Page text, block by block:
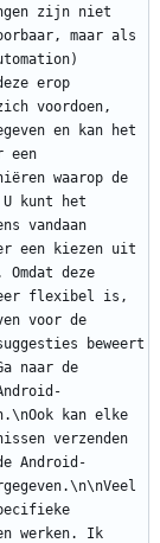
zijn niet
maar als
erop
voordoen,
en kan het
een
waarop de
kunt het
vandaan
een kiezen uit
deze
flexibel is,
voor de
beweert
naar de
kan elke
verzenden
Android-
werken. Ik